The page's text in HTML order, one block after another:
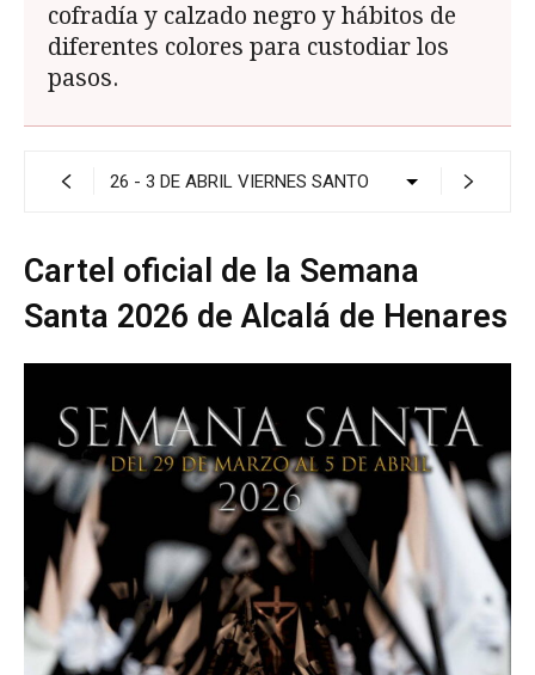
cofradía y calzado negro y hábitos de
diferentes colores para custodiar los
pasos.
Cartel oficial de la Semana
Santa 2026 de Alcalá de Henares